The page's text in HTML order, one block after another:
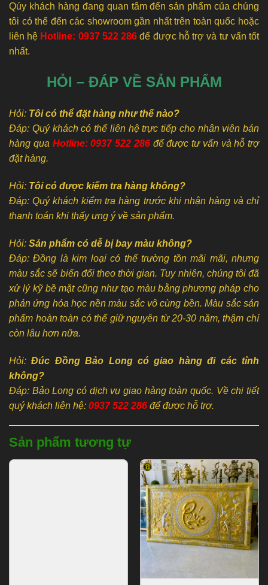
Qúy khách hàng đang quan tâm đến sản phẩm của chúng
tôi có thể đến các showroom gần nhất trên toàn quốc hoặc
liên hệ Hotline: 0937 522 286 để được hỗ trợ và tư vấn tốt
nhất.
HỎI – ĐÁP VỀ SẢN PHẨM
Hỏi: Tôi có thể đặt hàng như thế nào?
Đáp: Quý khách có thể liên hệ trực tiếp cho nhân viên bán
hàng qua Hotline: 0937 522 286để được tư vấn và hỗ trợ
đặt hàng.
Hỏi: Tôi có được kiểm tra hàng không?
Đáp: Quý khách kiểm tra hàng trước khi nhận hàng và chỉ
thanh toán khi thấy ưng ý về sản phẩm.
Hỏi: Sản phẩm có dễ bị bay màu không?
Đáp: Đồng là kim loại có thể trường tồn mãi mãi, nhưng
màu sắc sẽ biến đổi theo thời gian. Tuy nhiên, chúng tôi đã
xử lý kỹ bề mặt cũng như tạo màu bằng phương pháp cho
phản ứng hóa học nền màu sắc vô cùng bền. Màu sắc sản
phẩm hoàn toàn có thể giữ nguyên từ 20-30 năm, thậm chí
còn lâu hơn nữa.
Hỏi: Đúc Đồng Bảo Long có giao hàng đi các tỉnh
không?
Đáp: Bảo Long có dịch vụ giao hàng toàn quốc. Về chi tiết
quý khách liên hệ: 0937 522 286 để được hỗ trợ.
Sản phẩm tương tự